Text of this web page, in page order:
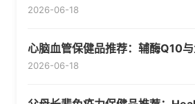
2026-06-18
心脑血管保健品推荐：辅酶Q10
2026-06-18